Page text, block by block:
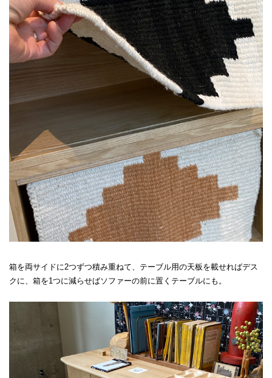
箱を両サイドに2つずつ積み重ねて、テーブル用の天板を載せればデス
クに、箱を1つに減らせばソファーの前に置くテーブルにも。